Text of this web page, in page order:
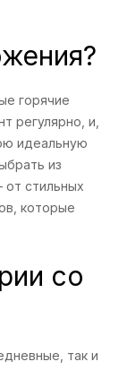
горячие
регулярно, и,
идеальную
из
стильных
которые
со
так и